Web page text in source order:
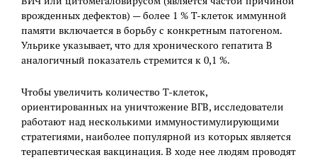
врожденных дефектов) — более 1 % Т-клеток иммунной
памяти включается в борьбу с конкретным патогеном.
Ульрике указывает, что для хронического гепатита В
аналогичный показатель стремится к 0,1 %.
Чтобы увеличить количество Т-клеток,
ориентированных на уничтожение ВГВ, исследователи
работают над несколькими иммуностимулирующими
стратегиями, наиболее популярной из которых является
терапевтическая вакцинация. В ходе нее людям проводят